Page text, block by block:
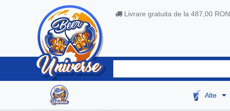
Livrare gratuita de la 487,00 RON
Alte